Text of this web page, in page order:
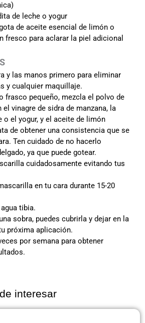
de leche o yogur
de aceite esencial de limón o
fresco para aclarar la piel adicional
y las manos primero para eliminar
y cualquier maquillaje.
frasco pequeño, mezcla el polvo de
vinagre de sidra de manzana, la
o el yogur, y el aceite de limón
de obtener una consistencia que se
Ten cuidado de no hacerlo
ya que puede gotear.
cuidadosamente evitando tus
en tu cara durante 15-20
tibia.
sobra, puedes cubrirla y dejar en la
próxima aplicación.
por semana para obtener
interesar